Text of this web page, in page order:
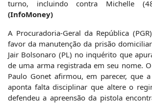
turno, incluindo contra Michelle
(InfoMoney)
A Procuradoria-Geral da República
favor da manutenção da prisão
Jair Bolsonaro (PL) no inquérito que
de uma arma registrada em seu nome.
Paulo Gonet afirmou, em parecer, que
aponta falta disciplinar que altere o
defendeu a apreensão da pistola